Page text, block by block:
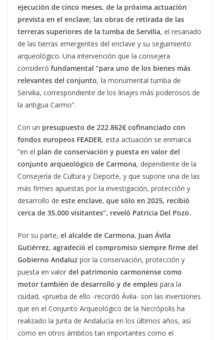
ejecución de cinco meses, de la próxima actuación
prevista en el enclave, las obras de retirada de las
terreras superiores de la tumba de Servilia, el resanado
de las tierras emergentes del enclave y su seguimiento
arqueológico. Una intervención que la consejera
consideró fundamental “para uno de los bienes más
relevantes del conjunto, la monumental tumba de
Servilia, correspondiente de los linajes más poderosos de
la antigua Carmo”.
Con un presupuesto de 222.862€ cofinanciado con
fondos europeos FEADER, esta actuación se enmarca
“en el plan de conservación y puesta en valor del
conjunto arqueológico de Carmona, dependiente de la
Consejería de Cultura y Deporte, y que supone una de las
más firmes apuestas por la investigación, protección y
desarrollo de este enclave, que sólo en 2025, recibió
cerca de 35.000 visitantes”, reveló Patricia Del Pozo.
Por su parte, el alcalde de Carmona, Juan Ávila
Gutiérrez, agradeció el compromiso siempre firme del
Gobierno Andaluz por la conservación, protección y
puesta en valor del patrimonio carmonense como
motor también de desarrollo y de empleo para la
ciudad, «prueba de ello -recordó Ávila- son las inversiones
que en el Conjunto Arqueológico de la Necrópolis ha
realizado la Junta de Andalucía en los últimos años, así
como en otros ámbitos tan importantes como el